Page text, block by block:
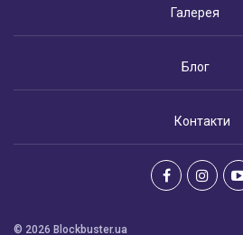
© 2026 Blockbuster.ua
Галерея
Блог
Контакти